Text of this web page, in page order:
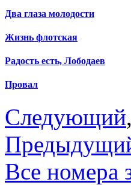
Два глаза молодости
Жизнь флотская
Радость есть, Лободаев
Провал
Следующий
Все номера